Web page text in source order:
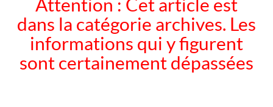
Attention : Cet article est
dans la catégorie archives. Les
informations qui y figurent
sont certainement dépassées